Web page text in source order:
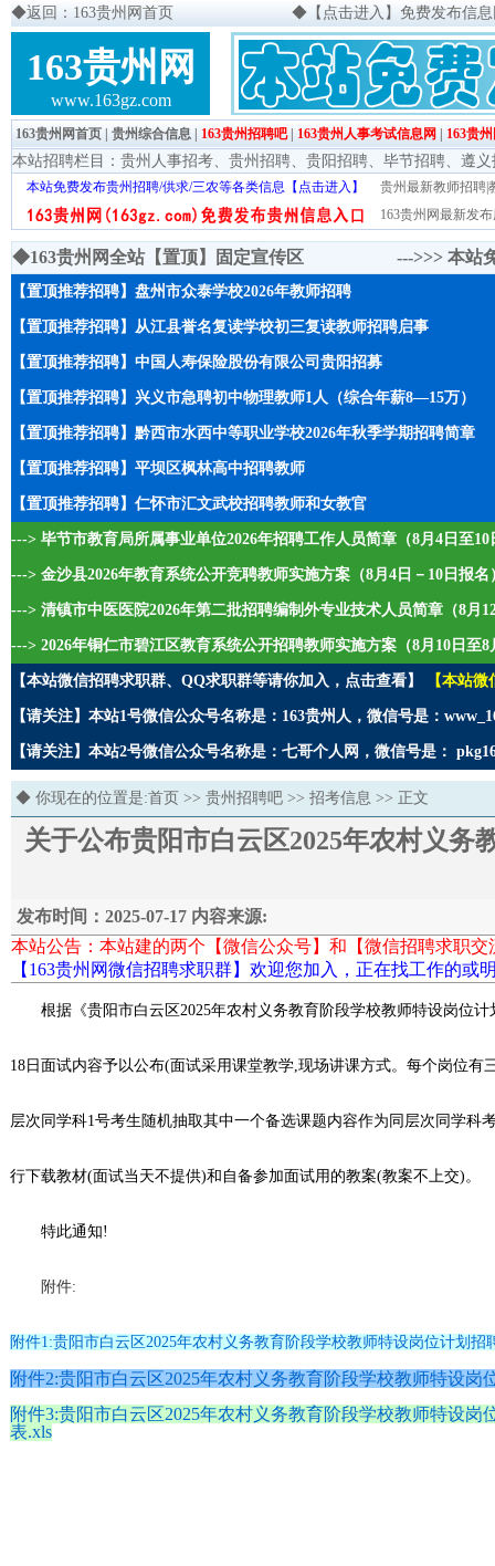
◆返回：163贵州网首页 ◆ 【点击进入】免费发布信
163贵州网
www.163gz.com
163贵州网首页 贵州综合信息 163贵州招聘吧| 163贵州人事考试信息网 163贵
本站招聘栏目： 贵州人事招考、 贵州招聘、 贵阳招聘、 毕节招聘、 遵义
本站免费发布贵州招聘/供求/三农等各类信息【点击进入】
贵州最新教师招聘|
163贵州网最新发
◆163贵州网全站【置顶】固定宣传区 --->>> 本站
【置顶推荐招聘】盘州市众泰学校2026年教师招聘
【置顶推荐招聘】从江县誉名复读学校初三复读教师招聘启事
【置顶推荐招聘】中国人寿保险股份有限公司贵阳招募
【置顶推荐招聘】兴义市急聘初中物理教师1人（综合年薪8—15万）
【置顶推荐招聘】黔西市水西中等职业学校2026年秋季学期招聘简章
【置顶推荐招聘】平坝区枫林高中招聘教师
【置顶推荐招聘】仁怀市汇文武校招聘教师和女教官
---> 毕节市教育局所属事业单位2026年招聘工作人员简章（8月4日至10
---> 金沙县2026年教育系统公开竞聘教师实施方案（8月4日－10日报名
---> 清镇市中医医院2026年第二批招聘编制外专业技术人员简章（8月
---> 2026年铜仁市碧江区教育系统公开招聘教师实施方案（8月10日至8
【本站微信招聘求职群、QQ求职群等请你加入，点击查看】 【本站
【请关注】本站1号微信公众号名称是：163贵州人，微信号是：
【请关注】本站2号微信公众号名称是：七哥个人网，微信号是：
◆ 你现在的位置是:首页 >> 贵州招聘吧 >> 招考信息 >> 正文
关于公布贵阳市白云区2025年农村义
发布时间：2025-07-17 内容来源:
本站公告：本站建的两个【微信公众号】和【微信招聘求职
【163贵州网微信招聘求职群】欢迎您加入，正在找工作的
根据《贵阳市白云区2025年农村义务教育阶段学校教师特设岗位
18日面试内容予以公布(面试采用课堂教学,现场讲课方式。每个岗位有
层次同学科1号考生随机抽取其中一个备选课题内容作为同层次同学科
行下载教材(面试当天不提供)和自备参加面试用的教案(教案不上交)。
特此通知!
附件:
附件1:贵阳市白云区2025年农村义务教育阶段学校教师特设岗位计划招
附件2:贵阳市白云区2025年农村义务教育阶段学校教师特设岗
附件3:贵阳市白云区2025年农村义务教育阶段学校教师特设岗
表.xls